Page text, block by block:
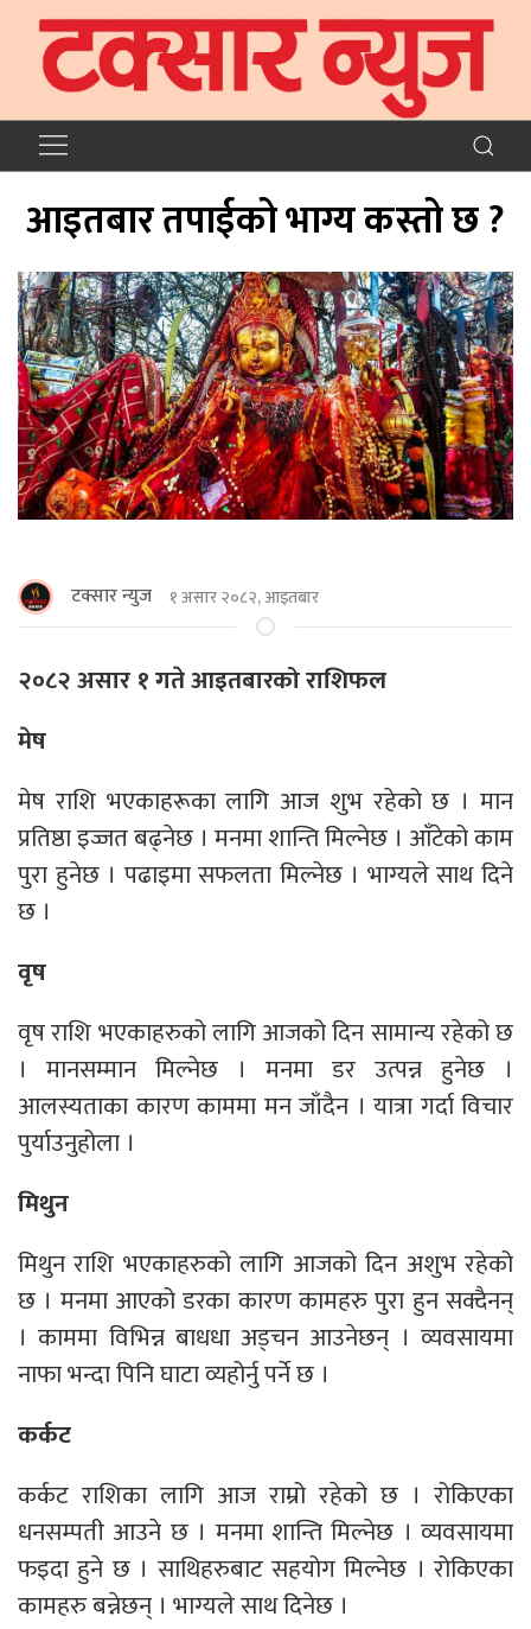
आइतबार तपाईको भाग्य कस्तो छ ?
टक्सार न्युज १ असार २०८२, आइतबार
२०८२ असार १ गते आइतबारको राशिफल
मेष
मेष राशि भएकाहरूका लागि आज शुभ रहेको छ । मान
प्रतिष्ठा इज्जत बढ्नेछ । मनमा शान्ति मिल्नेछ । आँटेको काम
पुरा हुनेछ । पढाइमा सफलता मिल्नेछ । भाग्यले साथ दिने
छ ।
वृष
वृष राशि भएकाहरुको लागि आजको दिन सामान्य रहेको छ
। मानसम्मान मिल्नेछ । मनमा डर उत्पन्न हुनेछ ।
आलस्यताका कारण काममा मन जाँदैन । यात्रा गर्दा विचार
पुर्याउनुहोला ।
मिथुन
मिथुन राशि भएकाहरुको लागि आजको दिन अशुभ रहेको
छ । मनमा आएको डरका कारण कामहरु पुरा हुन सक्दैनन्
। काममा विभिन्न बाधधा अड्चन आउनेछन् । व्यवसायमा
नाफा भन्दा पिनि घाटा व्यहोर्नु पर्ने छ ।
कर्कट
कर्कट राशिका लागि आज राम्रो रहेको छ । रोकिएका
धनसम्पती आउने छ । मनमा शान्ति मिल्नेछ । व्यवसायमा
फइदा हुने छ । साथिहरुबाट सहयोग मिल्नेछ । रोकिएका
कामहरु बन्नेछन् । भाग्यले साथ दिनेछ ।